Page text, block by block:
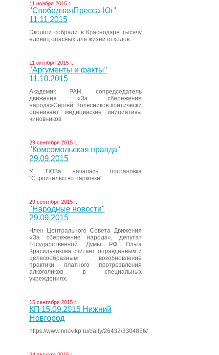
11 ноября 2015 г.
"СвободнаяПресса-Юг"
11.11.2015
Экологи собрали в Краснодаре тысячу
единиц опасных для жизни отходов
11 октября 2015 г.
"Аргументы и факты"
11.10.2015
Академик РАН, сопредседатель
движения «За сбережение
народа»Сергей Колесников критически
оценивает медицинские инициативы
чиновников.
29 сентября 2015 г.
"Комсомольская правда"
29.09.2015
У ТЮЗа началась постановка
"Строительство парковки"
29 сентября 2015 г.
"Народные новости"
29.09.2015
Член Центрального Совета Движения
«За сбережение народа», депутат
Государственной Думы РФ Ольга
Красильникова считает оправданным и
целесообразным возобновление
практики платного протрезвления
алкоголиков в специальных
учреждениях.
15 сентября 2015 г.
КП 15.09.2015 Нижний
Новгород
https://www.nnov.kp.ru/daily/26432/3304856/